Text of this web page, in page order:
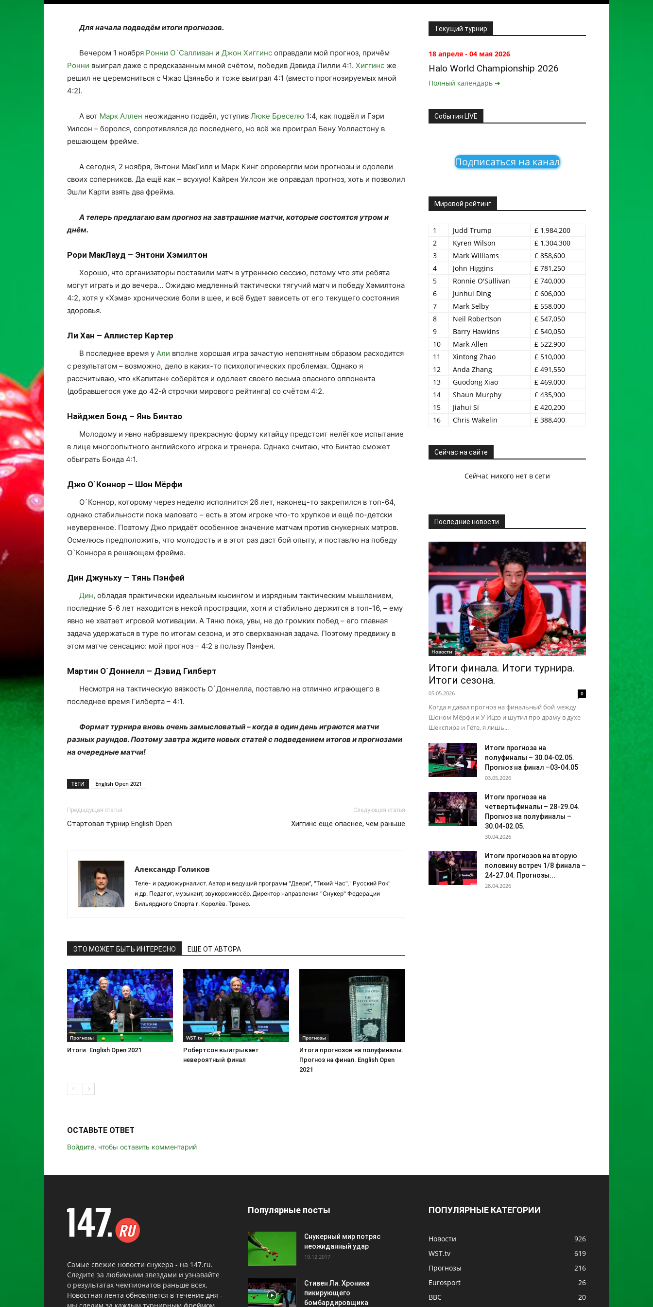
Для начала подведём итоги прогнозов.
Вечером 1 ноября Ронни О`Салливан и Джон Хиггинс оправдали мой прогноз, причём
Ронни выиграл даже с предсказанным мной счётом, победив Дэвида Лилли 4:1. Хиггинс же
решил не церемониться с Чжао Цзяньбо и тоже выиграл 4:1 (вместо прогнозируемых мной
4:2).
А вот Марк Аллен неожиданно подвёл, уступив Люке Бреселю 1:4, как подвёл и Гэри
Уилсон – боролся, сопротивлялся до последнего, но всё же проиграл Бену Уолластону в
решающем фрейме.
А сегодня, 2 ноября, Энтони МакГилл и Марк Кинг опровергли мои прогнозы и одолели
своих соперников. Да ещё как – всухую! Кайрен Уилсон же оправдал прогноз, хоть и позволил
Эшли Карти взять два фрейма.
А теперь предлагаю вам прогноз на завтрашние матчи, которые состоятся утром и
днём.
Рори МакЛауд – Энтони Хэмилтон
Хорошо, что организаторы поставили матч в утреннюю сессию, потому что эти ребята
могут играть и до вечера… Ожидаю медленный тактически тягучий матч и победу Хэмилтона
4:2, хотя у «Хэма» хронические боли в шее, и всё будет зависеть от его текущего состояния
здоровья.
Ли Хан – Аллистер Картер
В последнее время у Али вполне хорошая игра зачастую непонятным образом расходится
с результатом – возможно, дело в каких-то психологических проблемах. Однако я
рассчитываю, что «Капитан» соберётся и одолеет своего весьма опасного оппонента
(добравшегося уже до 42-й строчки мирового рейтинга) со счётом 4:2.
Найджел Бонд – Янь Бинтао
Молодому и явно набравшему прекрасную форму китайцу предстоит нелёгкое испытание
в лице многоопытного английского игрока и тренера. Однако считаю, что Бинтао сможет
обыграть Бонда 4:1.
Джо О`Коннор – Шон Мёрфи
О`Коннор, которому через неделю исполнится 26 лет, наконец-то закрепился в топ-64,
однако стабильности пока маловато – есть в этом игроке что-то хрупкое и ещё по-детски
неуверенное. Поэтому Джо придаёт особенное значение матчам против снукерных мэтров.
Осмелюсь предположить, что молодость и в этот раз даст бой опыту, и поставлю на победу
О`Коннора в решающем фрейме.
Дин Джуньху – Тянь Пэнфей
Дин, обладая практически идеальным кьюингом и изрядным тактическим мышлением,
последние 5-6 лет находится в некой прострации, хотя и стабильно держится в топ-16, – ему
явно не хватает игровой мотивации. А Тяню пока, увы, не до громких побед – его главная
задача удержаться в туре по итогам сезона, и это сверхважная задача. Поэтому предвижу в
этом матче сенсацию: мой прогноз – 4:2 в пользу Пэнфея.
Мартин О`Доннелл – Дэвид Гилберт
Несмотря на тактическую вязкость О`Доннелла, поставлю на отлично играющего в
последнее время Гилберта – 4:1.
Формат турнира вновь очень замысловатый – когда в один день играются матчи
разных раундов. Поэтому завтра ждите новых статей с подведением итогов и прогнозами
на очередные матчи!
ТЕГИ English Open 2021
Предыдущая статья
Стартовал турнир English Open
Следующая статья
Хиггинс еще опаснее, чем раньше
Александр Голиков
Теле- и радиожурналист. Автор и ведущий программ "Двери", "Тихий Час", "Русский Рок"
и др. Педагог, музыкант, звукорежиссёр. Директор направления "Снукер" Федерации
Бильярдного Спорта г. Королёв. Тренер.
ЭТО МОЖЕТ БЫТЬ ИНТЕРЕСНО ЕЩЕ ОТ АВТОРА
Прогнозы
Итоги. English Open 2021
WST.tv
Робертсон выигрывает
невероятный финал
Прогнозы
Итоги прогнозов на полуфиналы.
Прогноз на финал. English Open
2021
ОСТАВЬТЕ ОТВЕТ
Войдите, чтобы оставить комментарий
Текущий турнир
18 апреля - 04 мая 2026
Halo World Championship 2026
Полный календарь ➔
События LIVE
Подписаться на канал
Мировой рейтинг
1 Judd Trump
£ 1,984,200
2
Kyren Wilson
£ 1,304,300
3
Mark Williams
£ 858,600
4
John Higgins
£ 781,250
5
Ronnie O'Sullivan
£ 740,000
6
Junhui Ding
£ 606,000
7
Mark Selby
£ 558,000
8
Neil Robertson
£ 547,050
9
Barry Hawkins
£ 540,050
10
Mark Allen
£ 522,900
11
Xintong Zhao
£ 510,000
12
Anda Zhang
£ 491,550
13
Guodong Xiao
£ 469,000
14
Shaun Murphy
£ 435,900
15
Jiahui Si
£ 420,200
16
Chris Wakelin £ 388,400
Сейчас на сайте
Сейчас никого нет в сети
Последние новости
Новости
Итоги финала. Итоги турнира.
Итоги сезона.
05.05.2026 0
Когда я давал прогноз на финальный бой между
Шоном Мёрфи и У Ицзэ и шутил про драму в духе
Шекспира и Гёте, я лишь...
Итоги прогноза на
полуфиналы – 30.04-02.05.
Прогноз на финал –03-04.05
03.05.2026
Итоги прогноза на
четвертьфиналы – 28-29.04.
Прогноз на полуфиналы –
30.04-02.05.
30.04.2026
Итоги прогнозов на вторую
половину встреч 1/8 финала –
24-27.04. Прогнозы...
28.04.2026
Самые свежие новости снукера - на 147.ru.
Следите за любимыми звездами и узнавайте
о результатах чемпионатов раньше всех.
Новостная лента обновляется в течение дня -
мы следим за каждым турнирным фреймом.
Популярные посты
Снукерный мир потряс
неожиданный удар
19.12.2017
Стивен Ли. Хроника
пикирующего
бомбардировщика
ПОПУЛЯРНЫЕ КАТЕГОРИИ
Новости
926
WST.tv
619
Прогнозы
216
Eurosport
26
BBC
20